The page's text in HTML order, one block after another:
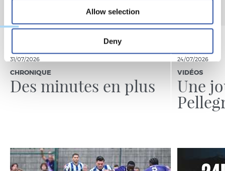
Allow selection
Deny
31/07/2026
CHRONIQUE
Des minutes en plus
24/07/2026
VIDÉOS
Une